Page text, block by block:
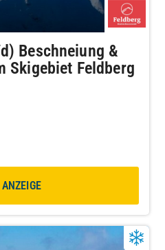
Beschneiung &
Skigebiet Feldberg